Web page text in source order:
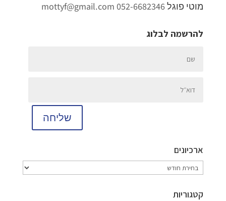
מוטי פוגל052-6682346
mottyf@gmail.com
להרשמה לבלוג
שליחה
ארכיונים
ארכיונים
קטגוריות